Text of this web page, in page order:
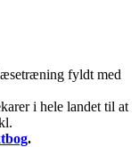
fyldt med
i hele landet til at
.